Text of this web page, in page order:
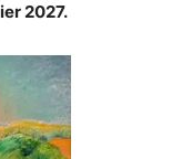
2027.